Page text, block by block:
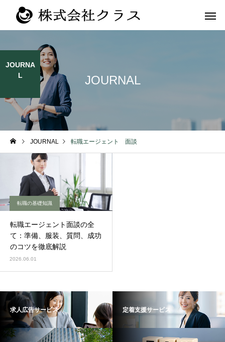
新卒
JOURNAL
JOURNA
L
JOURNAL 転職エージェント 面談
転職の基礎知識
転職エージェント面談の全
て：準備、服装、質問、成功
のコツを徹底解説
2026.06.01
求人広告サービス 定着支援サービス